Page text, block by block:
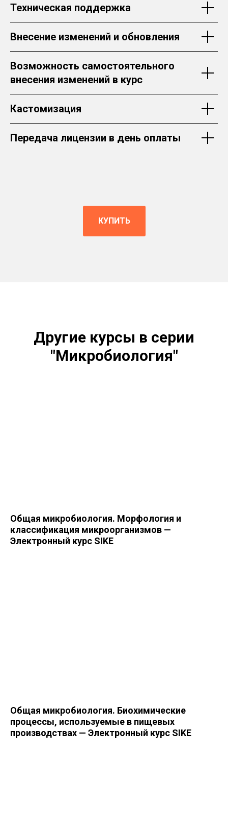
Техническая поддержка
Внесение изменений и обновления
Возможность самостоятельного
внесения изменений в курс
Кастомизация
Передача лицензии в день оплаты
КУПИТЬ
Другие курсы в серии
"Микробиология"
Общая микробиология. Морфология и
классификация микроорганизмов —
Электронный курс SIKE
Общая микробиология. Биохимические
процессы, используемые в пищевых
производствах — Электронный курс SIKE